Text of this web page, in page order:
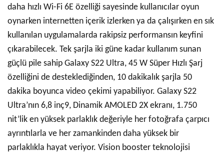
daha hızlı Wi-Fi 6E özelliği sayesinde kullanıcılar oyun
oynarken internetten içerik izlerken ya da çalışırken en sık
kullanılan uygulamalarda rakipsiz performansın keyfini
çıkarabilecek. Tek şarjla iki güne kadar kullanım sunan
güçlü pile sahip Galaxy S22 Ultra, 45 W Süper Hızlı Şarj
özelliğini de desteklediğinden, 10 dakikalık şarjla 50
dakika boyunca video çekimi yapabiliyor. Galaxy S22
Ultra’nın 6,8 inç9, Dinamik AMOLED 2X ekranı, 1.750
nit’lik en yüksek parlaklık değeriyle her fotoğrafa çarpıcı
ayrıntılarla ve her zamankinden daha yüksek bir
parlaklıkla hayat veriyor. Vision booster teknolojisi